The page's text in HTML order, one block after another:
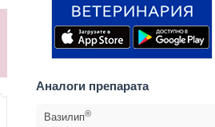
Аналоги препарата
Вазилип®